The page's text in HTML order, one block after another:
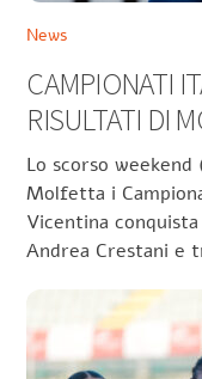
News
CAMPIONATI
RISULTATI DI
Lo scorso
Molfetta i
Vicentina
Andrea Crestani e